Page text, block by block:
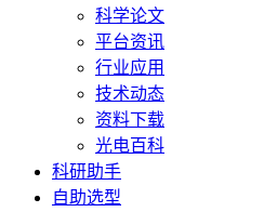
科学论文
平台资讯
行业应用
技术动态
资料下载
光电百科
科研助手
自助选型